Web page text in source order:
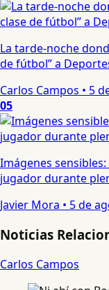
La tarde-noche
de fútbol” a
Carlos Campos • 5
05
Imágenes
jugador durante
Javier Mora • 5 de
Noticias
Carlos Campos